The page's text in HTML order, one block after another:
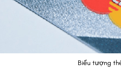
Biểu tượng